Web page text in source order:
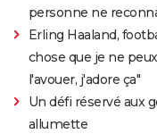
personne ne
Erling Haaland,
chose que je ne
l'avouer, j'adore ça"
Un défi réservé aux
allumette